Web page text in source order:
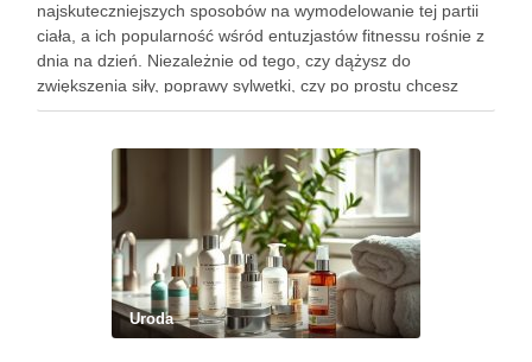
najskuteczniejszych sposobów na wymodelowanie tej partii
ciała, a ich popularność wśród entuzjastów fitnessu rośnie z
dnia na dzień. Niezależnie od tego, czy dążysz do
zwiększenia siły, poprawy sylwetki, czy po prostu chcesz
poczuć się lepiej w swoim ciele, odpowiednio dobrane
Uroda